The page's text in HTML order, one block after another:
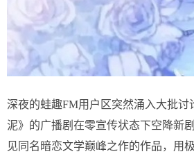
深夜的蛙趣FM用户区突然涌入大批讨
泥》的广播剧在零宣传状态下空降新
见同名暗恋文学巅峰之作的作品，用